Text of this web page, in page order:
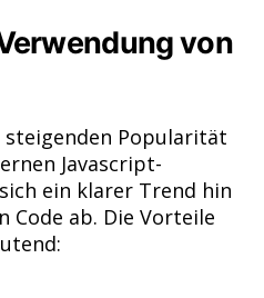
von
Popularität
Javascript-
ein klarer Trend hin
Code ab. Die Vorteile